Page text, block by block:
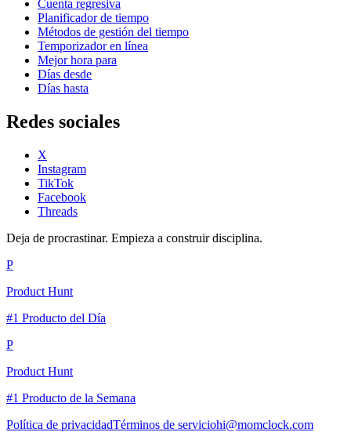
Cuenta regresiva
Planificador de tiempo
Métodos de gestión del tiempo
Temporizador en línea
Mejor hora para
Días desde
Días hasta
Redes sociales
X
Instagram
TikTok
Facebook
Threads
Deja de procrastinar. Empieza a construir disciplina.
P
Product Hunt
#1 Producto del Día
P
Product Hunt
#1 Producto de la Semana
Política de privacidadTérminos de serviciohi@momclock.com